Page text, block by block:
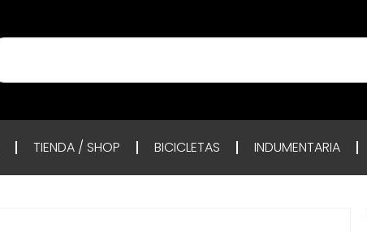
TIENDA / SHOP BICICLETAS INDUMENTARIA